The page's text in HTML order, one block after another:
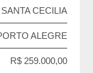
SANTA CECILIA
ALEGRE
R$ 259.000,00